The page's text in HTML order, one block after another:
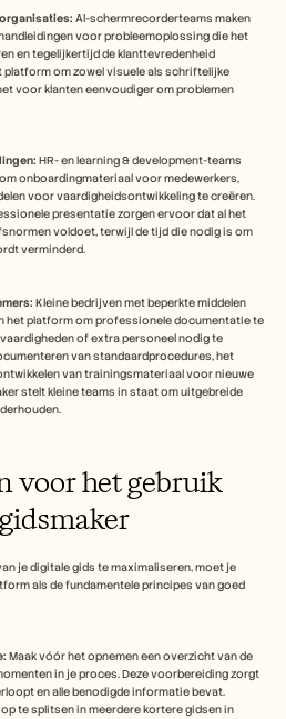
AI-schermrecorderteams maken
voor probleemoplossing die het
en tegelijkertijd de klanttevredenheid
platform om zowel visuele als schriftelijke
voor klanten eenvoudiger om problemen
HR- en learning & development-teams
onboardingmateriaal voor medewerkers,
voor vaardigheidsontwikkeling te creëren.
presentatie zorgen ervoor dat al het
voldoet, terwijl de tijd die nodig is om
verminderd.
Kleine bedrijven met beperkte middelen
het platform om professionele documentatie te
of extra personeel nodig te
van standaardprocedures, het
van trainingsmateriaal voor nieuwe
stelt kleine teams in staat om uitgebreide
voor het gebruik
je digitale gids te maximaliseren, moet je
als de fundamentele principes van goed
Maak vóór het opnemen een overzicht van de
in je proces. Deze voorbereiding zorgt
en alle benodigde informatie bevat.
te splitsen in meerdere kortere gidsen in